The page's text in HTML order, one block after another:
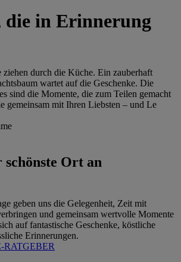
die in Erinnerung
ziehen durch die Küche. Ein zauberhaft
wartet auf die Geschenke. Die
sind die Momente, die zum Teilen gemacht
gemeinsam mit Ihren Liebsten – und Le
schönste Ort an
geben uns die Gelegenheit, Zeit mit
und gemeinsam wertvolle Momente
auf fantastische Geschenke, köstliche
Erinnerungen.
RATGEBER